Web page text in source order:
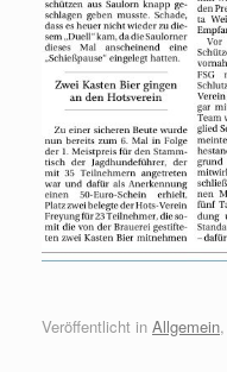
Veröffentlicht in Allgemein,